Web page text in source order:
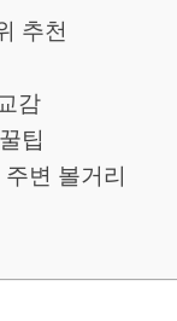
추천
감
팁
변 볼거리